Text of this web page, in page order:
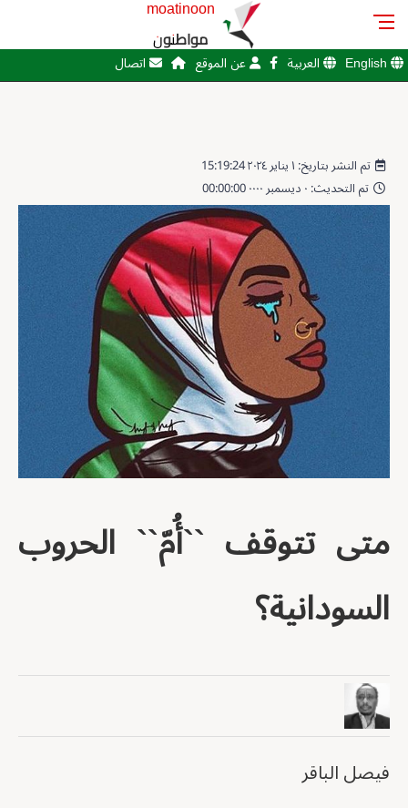
moatinoon
مواطنون
English العربية عن الموقع اتصال
تم النشر بتاريخ: ١ يناير ٢٠٢٤ 15:19:24
تم التحديث: ٠ ديسمبر ٠٠٠٠ 00:00:00
متى تتوقف ``أُمّ`` الحروب
السودانية؟
فيصل الباقر